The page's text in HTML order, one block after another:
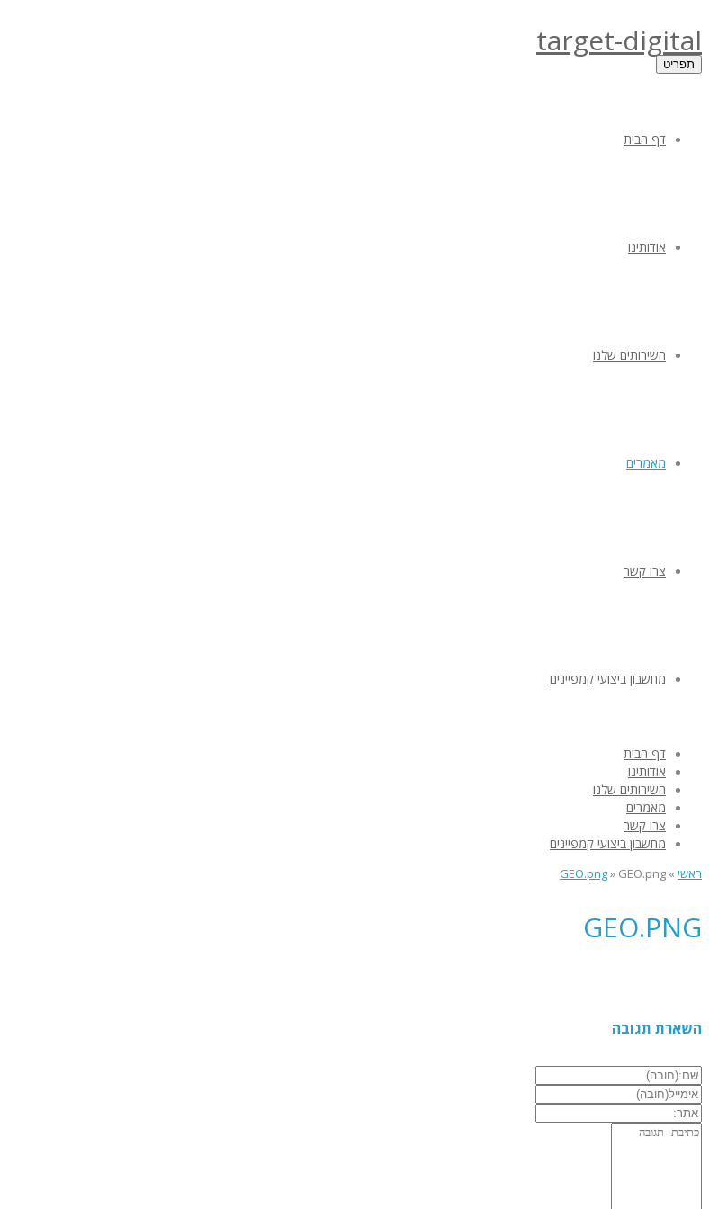
target-digital
תפריט
דף הבית
אודותינו
השירותים שלנו
מאמרים
צרו קשר
מחשבון ביצועי קמפיינים
דף הבית
אודותינו
השירותים שלנו
מאמרים
צרו קשר
מחשבון ביצועי קמפיינים
ראשי »
GEO.png» GEO.png
GEO.PNG
השארת תגובה